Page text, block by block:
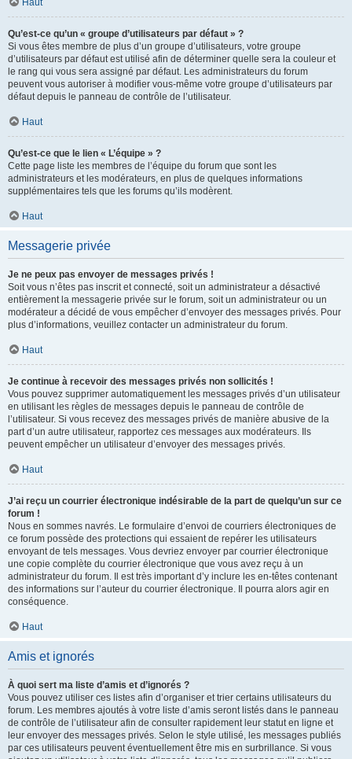
Haut
Qu’est-ce qu’un « groupe d’utilisateurs par défaut » ?
Si vous êtes membre de plus d’un groupe d’utilisateurs, votre groupe
d’utilisateurs par défaut est utilisé afin de déterminer quelle sera la couleur et
le rang qui vous sera assigné par défaut. Les administrateurs du forum
peuvent vous autoriser à modifier vous-même votre groupe d’utilisateurs par
défaut depuis le panneau de contrôle de l’utilisateur.
Haut
Qu’est-ce que le lien « L’équipe » ?
Cette page liste les membres de l’équipe du forum que sont les
administrateurs et les modérateurs, en plus de quelques informations
supplémentaires tels que les forums qu’ils modèrent.
Haut
Messagerie privée
Je ne peux pas envoyer de messages privés !
Soit vous n’êtes pas inscrit et connecté, soit un administrateur a désactivé
entièrement la messagerie privée sur le forum, soit un administrateur ou un
modérateur a décidé de vous empêcher d’envoyer des messages privés. Pour
plus d’informations, veuillez contacter un administrateur du forum.
Haut
Je continue à recevoir des messages privés non sollicités !
Vous pouvez supprimer automatiquement les messages privés d’un utilisateur
en utilisant les règles de messages depuis le panneau de contrôle de
l’utilisateur. Si vous recevez des messages privés de manière abusive de la
part d’un autre utilisateur, rapportez ces messages aux modérateurs. Ils
peuvent empêcher un utilisateur d’envoyer des messages privés.
Haut
J’ai reçu un courrier électronique indésirable de la part de quelqu’un sur ce
forum !
Nous en sommes navrés. Le formulaire d’envoi de courriers électroniques de
ce forum possède des protections qui essaient de repérer les utilisateurs
envoyant de tels messages. Vous devriez envoyer par courrier électronique
une copie complète du courrier électronique que vous avez reçu à un
administrateur du forum. Il est très important d’y inclure les en-têtes contenant
des informations sur l’auteur du courrier électronique. Il pourra alors agir en
conséquence.
Haut
Amis et ignorés
À quoi sert ma liste d’amis et d’ignorés ?
Vous pouvez utiliser ces listes afin d’organiser et trier certains utilisateurs du
forum. Les membres ajoutés à votre liste d’amis seront listés dans le panneau
de contrôle de l’utilisateur afin de consulter rapidement leur statut en ligne et
leur envoyer des messages privés. Selon le style utilisé, les messages publiés
par ces utilisateurs peuvent éventuellement être mis en surbrillance. Si vous